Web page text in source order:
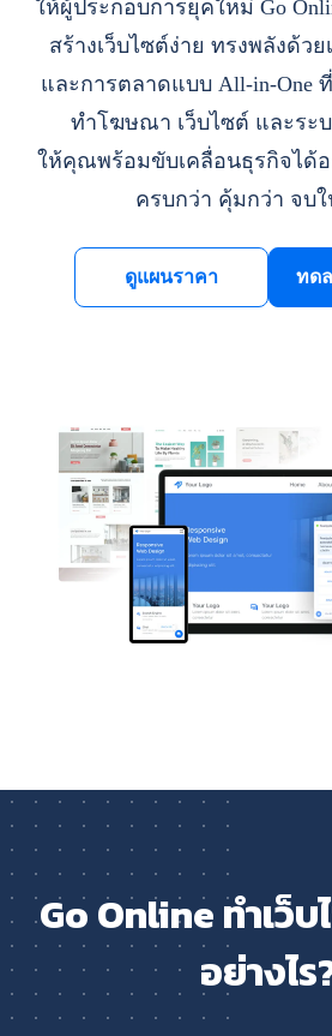
ให้ผู้ประกอบการยุคใหม่ Go
สร้างเว็บไซต์ง่าย ทรงพลังด้ว
และการตลาดแบบ All-in-One
ทำโฆษณา เว็บไซต์ และระ
ให้คุณพร้อมขับเคลื่อนธุรกิจได้
ครบกว่า คุ้มกว่า จบใ
ดูแผนราคา ทด
Go Online ทำเว็
อย่างไร